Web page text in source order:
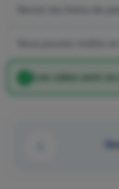
Les cales sont en